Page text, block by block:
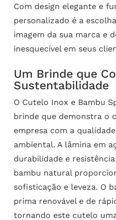
Com design elegante e
personalizado é a
imagem da sua marca e
inesquecível em seus
Um Brinde que
Sustentabilidade
O Cutelo Inox e Bambu
brinde que demonstra o
empresa com a
ambiental. A lâmina em
durabilidade e
bambu natural
sofisticação e leveza. O
prima renovável e de
tornando este cutelo